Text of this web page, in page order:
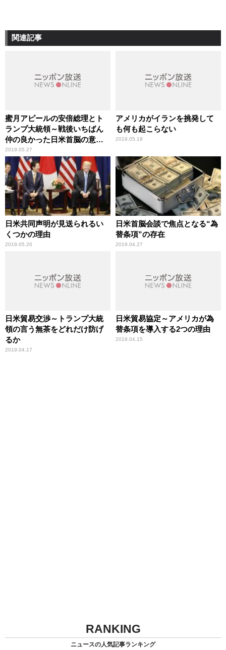
関連記事
蜜月アピールの安倍総理とト
ランプ大統領～戦後いちばん
仲の良かった日米首脳の意外
な組み合わせは
2019.05.27
アメリカがイランを挑発して
も何も起こらない
2019.05.19
日米共同声明が見送られるい
くつかの理由
2019.05.20
日米首脳会談で焦点となる“為
替条項”の存在
2019.04.27
日米貿易交渉～トランプ大統
領の言う無茶をどれだけ防げ
るか
2019.04.17
日米貿易協定～アメリカが為
替条項を導入する2つの理由
2019.04.15
RANKING
ニュースの人気記事ランキング